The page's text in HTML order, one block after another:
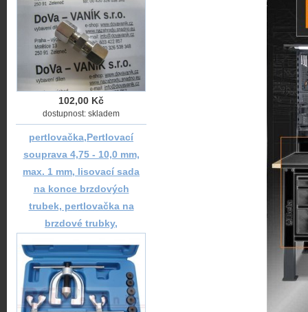
102,00 Kč
dostupnost: skladem
pertlovačka,Pertlovací
souprava 4,75 - 10,0 mm,
max. 1 mm, lisovací sada
na konce brzdových
trubek, pertlovačka na
brzdové trubky,